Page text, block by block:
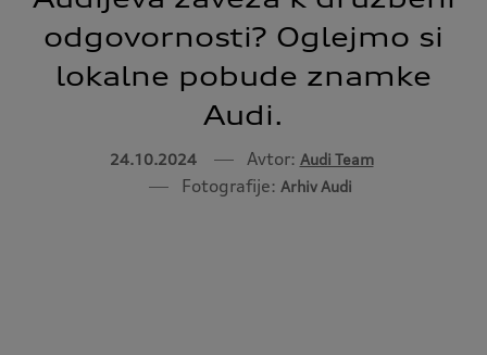
odgovornosti? Oglejmo si
lokalne pobude znamke
Audi.
24.10.2024 Avtor: Audi Team
Fotografije: Arhiv Audi